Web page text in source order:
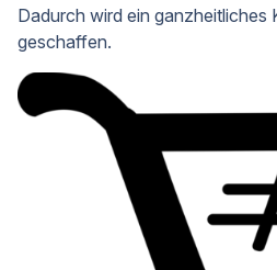
Dadurch wird ein ganzheitliches
geschaffen.